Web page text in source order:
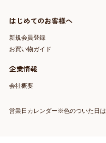
はじめてのお客様へ
新規会員登録
お買い物ガイド
企業情報
会社概要
営業日カレンダー※色のついた日は